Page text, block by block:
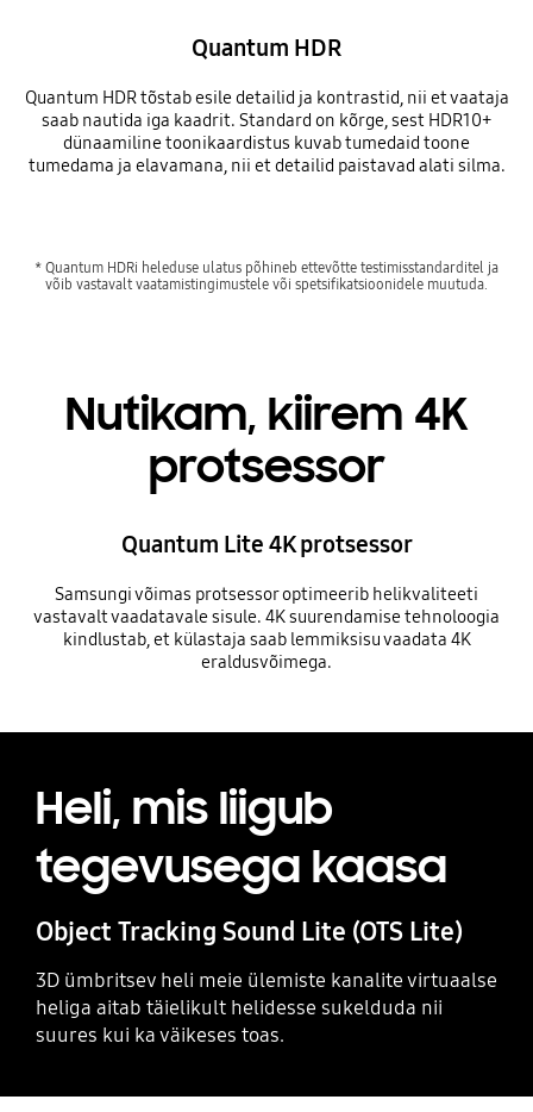
Quantum HDR
Quantum HDR tõstab esile detailid ja kontrastid, nii et vaataja
saab nautida iga kaadrit. Standard on kõrge, sest HDR10+
dünaamiline toonikaardistus kuvab tumedaid toone
tumedama ja elavamana, nii et detailid paistavad alati silma.
* Quantum HDRi heleduse ulatus põhineb ettevõtte testimisstandarditel ja
võib vastavalt vaatamistingimustele või spetsifikatsioonidele muutuda.
Nutikam, kiirem 4K
protsessor
Quantum Lite 4K protsessor
Samsungi võimas protsessor optimeerib helikvaliteeti
vastavalt vaadatavale sisule. 4K suurendamise tehnoloogia
kindlustab, et külastaja saab lemmiksisu vaadata 4K
eraldusvõimega.
Heli, mis liigub
tegevusega kaasa
Object Tracking Sound Lite (OTS Lite)
3D ümbritsev heli meie ülemiste kanalite virtuaalse
heliga aitab täielikult helidesse sukelduda nii
suures kui ka väikeses toas.